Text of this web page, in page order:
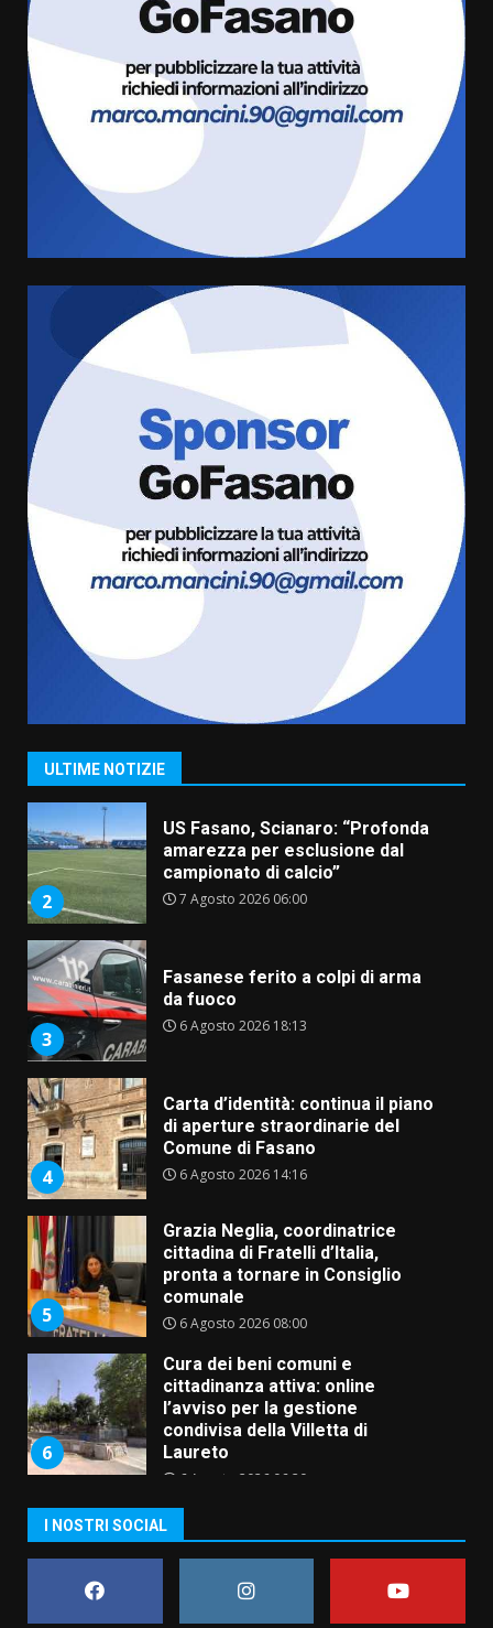
ULTIME NOTIZIE
Fasanese ferito a colpi di arma
da fuoco
6 Agosto 2026 18:13
Carta d’identità: continua il piano
di aperture straordinarie del
Comune di Fasano
cittadina di Fratelli d’Italia,
pronta a tornare in Consiglio
comunale
6 Agosto 2026 08:00
Cura dei beni comuni e
cittadinanza attiva: online
l’avviso per la gestione
condivisa della Villetta di
Laureto
La magia del Minareto e la prima
assoluta de “L’Albergo
Belvedere. Il rapimento”
6 Agosto 2026 06:15
1
“I Contestatori: Musica di
Rivoluzione”: nuovo
appuntamento con “Fasano in
2
US Fasano, Scianaro: “Profonda
amarezza per esclusione dal
campionato di calcio”
7 Agosto 2026 06:00
3
Fasanese ferito a colpi di arma
da fuoco
6 Agosto 2026 18:13
4
Carta d’identità: continua il piano
di aperture straordinarie del
Comune di Fasano
6 Agosto 2026 14:16
5
Grazia Neglia, coordinatrice
cittadina di Fratelli d’Italia,
pronta a tornare in Consiglio
comunale
6 Agosto 2026 08:00
6
Cura dei beni comuni e
cittadinanza attiva: online
l’avviso per la gestione
condivisa della Villetta di
Laureto
6 Agosto 2026 06:20
assoluta de “L’Albergo
Belvedere. Il rapimento”
6 Agosto 2026 06:15
I NOSTRI SOCIAL